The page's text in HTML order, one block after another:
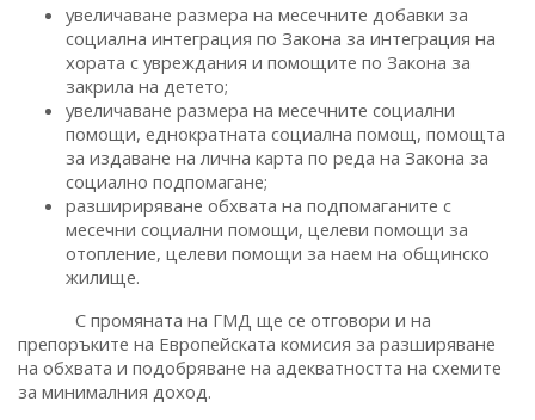
увеличаване размера на месечните добавки за
социална интеграция по Закона за интеграция на
хората с увреждания и помощите по Закона за
закрила на детето;
увеличаване размера на месечните социални
помощи, еднократната социална помощ, помощта
за издаване на лична карта по реда на Закона за
социално подпомагане;
разшириряване обхвата на подпомаганите с
месечни социални помощи, целеви помощи за
отопление, целеви помощи за наем на общинско
жилище.
С промяната на ГМД ще се отговори и на
препоръките на Европейската комисия за разширяване
на обхвата и подобряване на адекватността на схемите
за минималния доход.